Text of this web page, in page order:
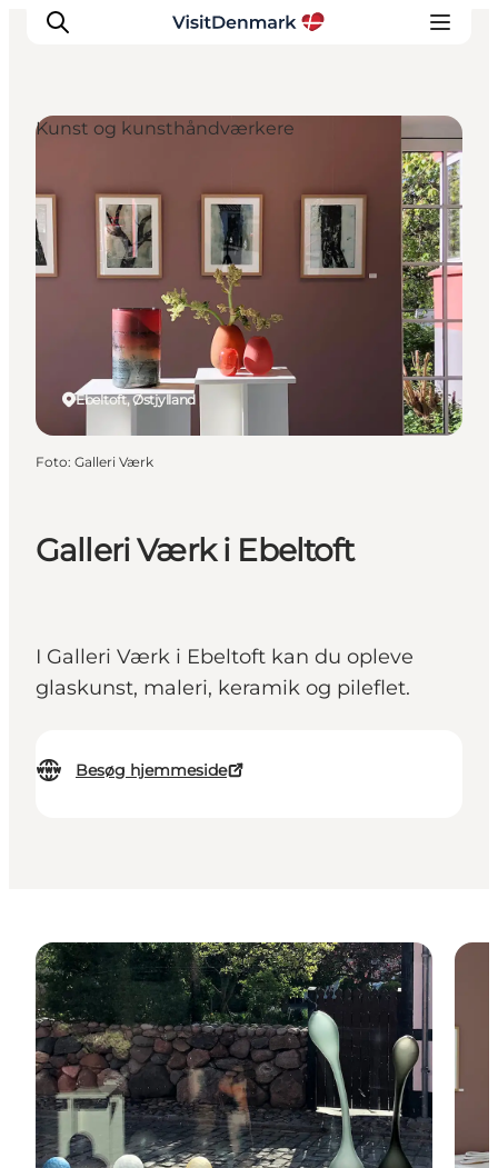
Inspiration
Destinationer
Oplevelser
Overnatning
Planlæg ferien
Galleri Værk i Ebeltoft
I Galleri Værk i Ebeltoft kan du opleve
glaskunst, maleri, keramik og pileflet.
Besøg hjemmeside
Ebeltoft, Østjylland
Kunst og kunsthåndværkere
Foto: Galleri Værk